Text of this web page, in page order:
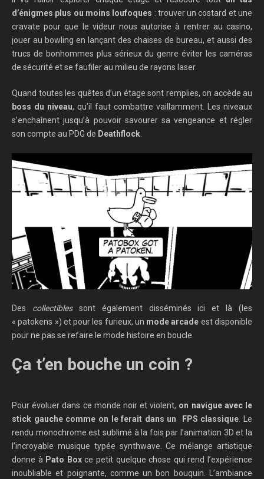
d’énigmes plus ou moins loufoques : trouver un costard et une
cravate pour que le videur nous autorise à rentrer au casino,
jouer au bowling en lançant des chaises de bureau, et aussi des
trucs de bonhommes plus sérieux du genre éviter les caméras
de sécurité et se faufiler au milieu de rayons laser.
Quand toutes les quêtes d’un étage sont remplies, on accède au
boss du niveau, qu’il faut combattre vaillamment. Les niveaux
s’enchaînent jusqu’à pouvoir savourer sa vengeance et régler
son compte au PDG de Deathflock.
Des collectiblessont également disséminés ici et là (les
« patokens ») et pour les furieux, un mode arcade est disponible
pour ne pas se refaire le mode histoire en boucle.
Ça t’en bouche un coin ?
Pour évoluer dans ce monde noir et violent, on navigue avec le
stick gauche comme on le ferait dans un FPS classique. Le
rendu monochrome est sublimé à la fois par l’animation 3D et la
l’incroyable musique typée synthwave. Ce mélange artistique
donne à Pato Boxce petit quelque chose qui rend l’expérience
inoubliable et poignante, comme un bon bouquin. L’ambiance